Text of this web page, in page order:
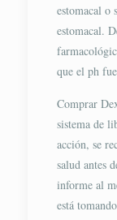
estomacal o
estomacal.
que el ph
Comprar
sistema de
acción, se
salud antes
informe al
está